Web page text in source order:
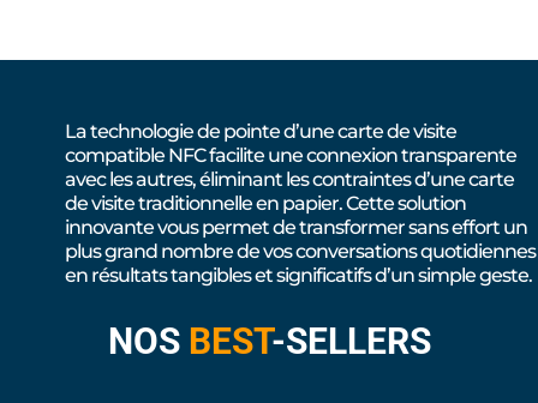
La technologie de pointe d’une carte de visite
compatible NFC facilite une connexion transparente
avec les autres, éliminant les contraintes d’une carte
de visite traditionnelle en papier. Cette solution
innovante vous permet de transformer sans effort un
plus grand nombre de vos conversations quotidiennes
en résultats tangibles et significatifs d’un simple geste.
NOS BEST-SELLERS